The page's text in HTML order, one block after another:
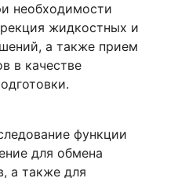
необходимости
жидкостных и
а также прием
в качестве
функции
для обмена
а также для